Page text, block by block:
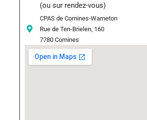
(ou sur rendez-vous)
CPAS de Comines-Warneton
Rue de Ten-Brielen, 160
7780 Comines